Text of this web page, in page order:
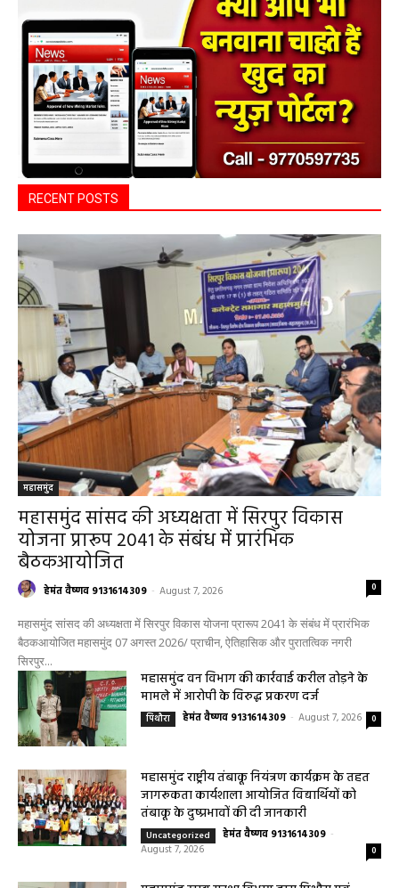
RECENT POSTS
महासमुंद
महासमुंद सांसद की अध्यक्षता में सिरपुर विकास
योजना प्रारूप 2041 के संबंध में प्रारंभिक
बैठकआयोजित
हेमंत वैष्णव 9131614309 August 7, 2026
महासमुंद सांसद की अध्यक्षता में सिरपुर विकास योजना प्रारूप 2041 के संबंध में प्रारंभिक
बैठकआयोजित महासमुंद 07 अगस्त 2026/ प्राचीन, ऐतिहासिक और पुरातत्विक नगरी
सिरपुर...
पिथौरा हेमंत वैष्णव 9131614309 - August 7, 2026
महासमुंद राष्ट्रीय तंबाकू नियंत्रण कार्यक्रम के तहत
जागरूकता कार्यशाला आयोजित विद्यार्थियों को
तंबाकू के दुष्प्रभावों की दी जानकारी